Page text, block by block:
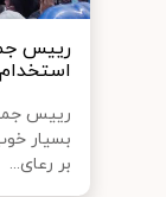
رییس
رییس
بسیار
بر رعای...